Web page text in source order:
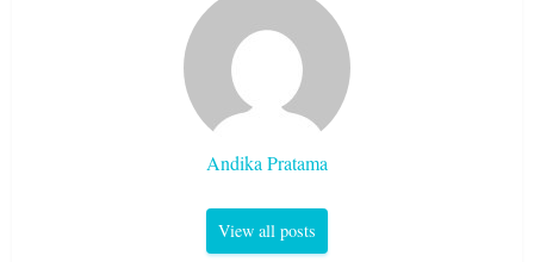
Andika Pratama
View all posts